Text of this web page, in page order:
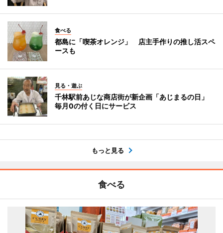
食べる
都島に「喫茶オレンジ」 店主手作りの推し活スペ
ースも
見る・遊ぶ
千林駅前あじな商店街が新企画「あじまるの日」
毎月0の付く日にサービス
もっと見る
食べる